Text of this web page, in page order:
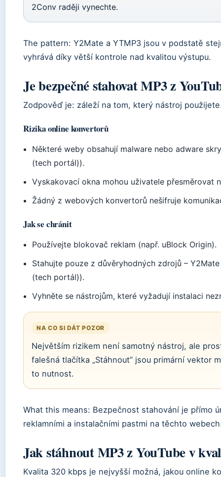
2Conv raději vynechte.
The pattern: Y2Mate a YTMP3 jsou v podstatě
vyhrává díky větší kontrole nad kvalitou výstupu.
Je bezpečné stahovat MP3 z
Zodpověď je: záleží na tom, který nástroj
Rizika online konvertorů
Některé weby obsahují malware nebo adware
(tech portál)).
Vyskakovací okna mohou uživatele přesměrovat
Žádný z webových konvertorů nešifruje
Jak se chránit
Používejte blokovač reklam (např. uBlock Origin).
Stahujte pouze z důvěryhodných zdrojů –
(tech portál)).
Vyhněte se nástrojům, které vyžadují instalaci
NA CO SI DÁT POZOR
Největším rizikem není samotný nástroj, ale
falešná tlačítka „Stáhnout” jsou primární vektor
to nutnost.
What this means: Bezpečnost stahování je přímo
reklamními a instalačními pastmi na těchto
Jak stáhnout MP3 z YouTube v
Kvalita 320 kbps je nejvyšší možná, jakou online